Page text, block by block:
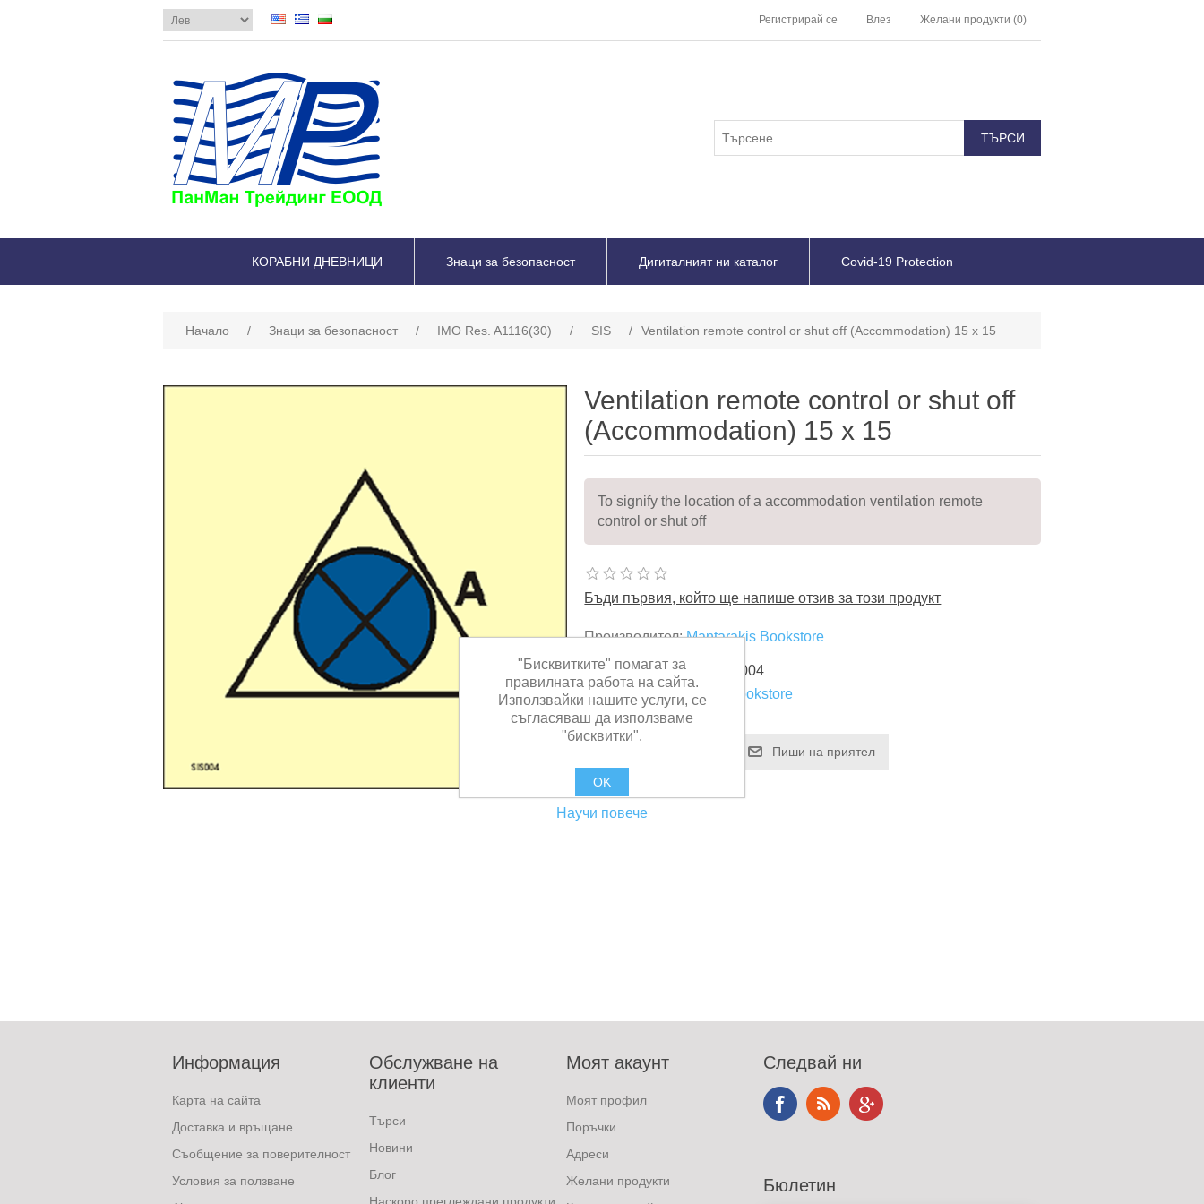
Регистрирай се Влез Желани продукти (0)
КОРАБНИ ДНЕВНИЦИ Знаци за безопасност Дигиталният ни каталог Covid-19 Protection
Начало / Знаци за безопасност / IMO Res. A1116(30) / SIS / Ventilation remote control or shut off (Accommodation) 15 x 15
Ventilation remote control or shut off
(Accommodation) 15 x 15
To signify the location of a accommodation ventilation remote
control or shut off
Бъди първия, който ще напише отзив за този продукт
Производител: Mantarakis Bookstore
Складова единица:
SIS004
Търговец: Mantarakis Bookstore
Информация
Карта на сайта
Доставка и връщане
Съобщение за поверителност
Условия за ползване
Обслужване на
клиенти
Търси
Новини
Блог
Моят акаунт
Моят профил
Поръчки
Адреси
Желани продукти
Следвай ни
Бюлетин
"Бисквитките" помагат за
правилната работа на сайта.
Използвайки нашите услуги, се
съгласяваш да използваме
"бисквитки".
OK
Научи повече